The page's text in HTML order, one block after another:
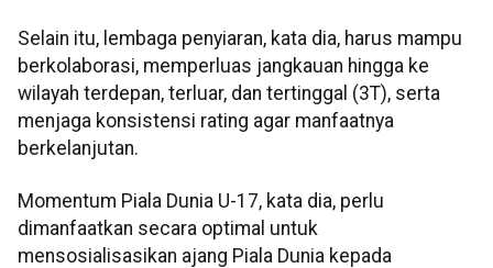
Selain itu, lembaga penyiaran, kata dia, harus mampu
berkolaborasi, memperluas jangkauan hingga ke
wilayah terdepan, terluar, dan tertinggal (3T), serta
menjaga konsistensi rating agar manfaatnya
berkelanjutan.
Momentum Piala Dunia U-17, kata dia, perlu
dimanfaatkan secara optimal untuk
mensosialisasikan ajang Piala Dunia kepada